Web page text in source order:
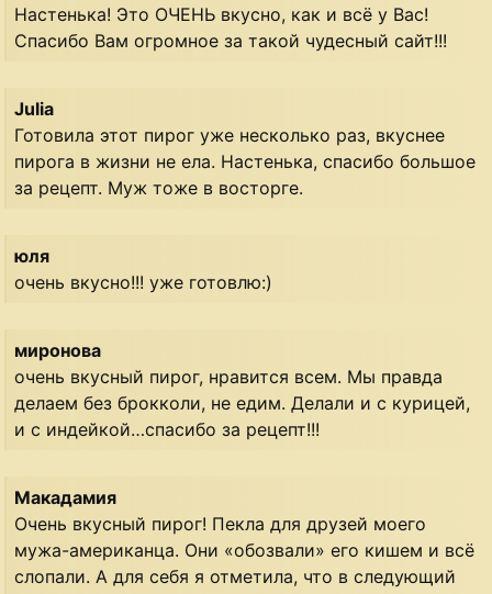
Настенька! Это ОЧЕНЬ вкусно, как и всё у Вас!
Спасибо Вам огромное за такой чудесный сайт!!!
Julia
Готовила этот пирог уже несколько раз, вкуснее
пирога в жизни не ела. Настенька, спасибо большое
за рецепт. Муж тоже в восторге.
юля
очень вкусно!!! уже готовлю:)
миронова
очень вкусный пирог, нравится всем. Мы правда
делаем без брокколи, не едим. Делали и с курицей,
и с индейкой…спасибо за рецепт!!!
Макадамия
Очень вкусный пирог! Пекла для друзей моего
мужа-американца. Они «обозвали» его кишем и всё
слопали. А для себя я отметила, что в следующий